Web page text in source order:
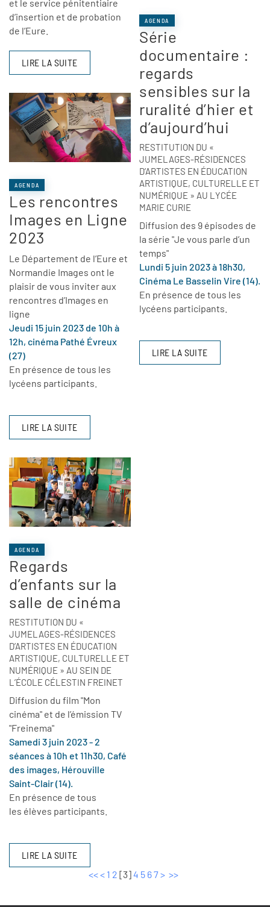
et le service pénitentiaire
d’insertion et de probation
de l’Eure.
LIRE LA SUITE
AGENDA
Les rencontres
Images en Ligne
2023
Le Département de l’Eure et
Normandie Images ont le
plaisir de vous inviter aux
rencontres d’Images en
ligne
Jeudi 15 juin 2023 de 10h à
12h, cinéma Pathé Évreux
(27)
En présence de tous les
lycéens participants.
LIRE LA SUITE
AGENDA
Regards
d’enfants sur la
salle de cinéma
RESTITUTION DU «
JUMELAGES-RÉSIDENCES
D’ARTISTES EN ÉDUCATION
ARTISTIQUE, CULTURELLE ET
NUMÉRIQUE » AU SEIN DE
L’ÉCOLE CÉLESTIN FREINET
Diffusion du film "Mon
cinéma" et de l’émission TV
"Freinema"
Samedi 3 juin 2023 - 2
séances à 10h et 11h30, Café
des images, Hérouville
Saint-Clair (14).
En présence de tous
les élèves participants.
LIRE LA SUITE
AGENDA
Série
documentaire :
regards
sensibles sur la
ruralité d’hier et
d’aujourd’hui
RESTITUTION DU «
JUMELAGES-RÉSIDENCES
D’ARTISTES EN ÉDUCATION
ARTISTIQUE, CULTURELLE ET
NUMÉRIQUE » AU LYCÉE
MARIE CURIE
Diffusion des 9 épisodes de
la série "Je vous parle d’un
temps"
Lundi 5 juin 2023 à 18h30,
Cinéma Le Basselin Vire (14).
En présence de tous les
lycéens participants.
LIRE LA SUITE
<<< 1 2 [3]4 5 67> >>